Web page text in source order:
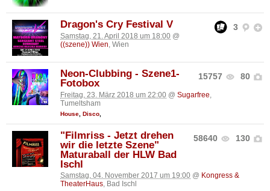
3
Dragon's Cry Festival V
Samstag, 21. April 2018 um 18:00 @
((szene)) Wien , Wien
15757 80
Neon-Clubbing - Szene1-
Fotobox
Freitag, 23. März 2018 um 22:00 @ Sugarfree
Tumeltsham
House Disco
58640 130
"Filmriss - Jetzt drehen
wir die letzte Szene"
Maturaball der HLW Bad
Ischl
Samstag, 04. November 2017 um 19:00 @ Kongress &
TheaterHaus, Bad Ischl